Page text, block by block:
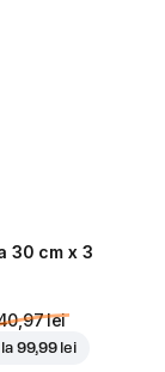
30 cm x 3
lei
99,99 lei